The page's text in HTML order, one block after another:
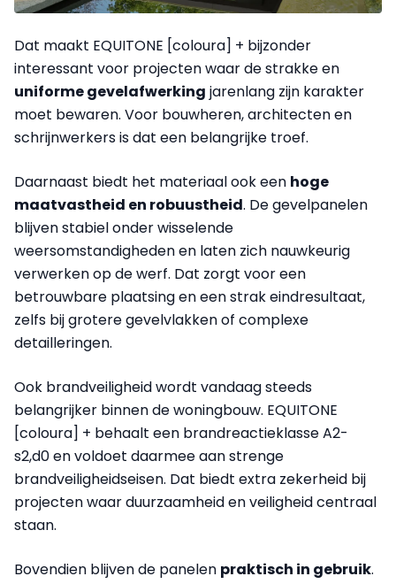
Dat maakt EQUITONE [coloura] + bijzonder
interessant voor projecten waar de strakke en
uniforme gevelafwerking jarenlang zijn karakter
moet bewaren. Voor bouwheren, architecten en
schrijnwerkers is dat een belangrijke troef.
Daarnaast biedt het materiaal ook een hoge
maatvastheid en robuustheid. De gevelpanelen
blijven stabiel onder wisselende
weersomstandigheden en laten zich nauwkeurig
verwerken op de werf. Dat zorgt voor een
betrouwbare plaatsing en een strak eindresultaat,
zelfs bij grotere gevelvlakken of complexe
detailleringen.
Ook brandveiligheid wordt vandaag steeds
belangrijker binnen de woningbouw. EQUITONE
[coloura] + behaalt een brandreactieklasse A2-
s2,d0 en voldoet daarmee aan strenge
brandveiligheidseisen. Dat biedt extra zekerheid bij
projecten waar duurzaamheid en veiligheid centraal
staan.
Bovendien blijven de panelen praktisch in gebruik.